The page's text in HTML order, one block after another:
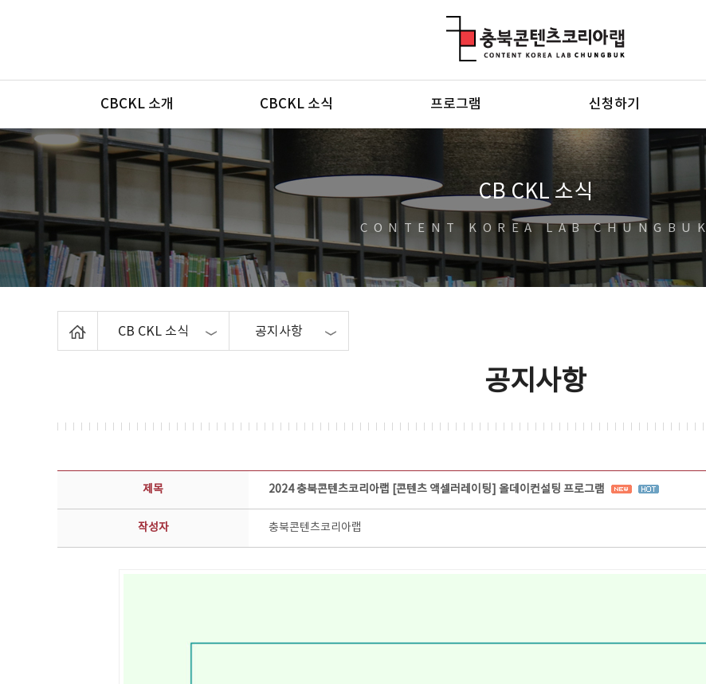
메뉴
CBCKL 소개 CBCKL 소식 프로그램 신청하기
CB CKL 소식
CONTENT KOREA LAB CHUNGBUK
CB CKL 소식 공지사항
공지사항
공지사항 상세보기 - 제목, 담당부서, 담당자, 담당연락처, 내용, 첨부파일 정보 제공
제목 2024 충북콘텐츠코리아랩 [콘텐츠 액셀러레이팅] 올데이컨설팅 프로그램
작성자 충북콘텐츠코리아랩